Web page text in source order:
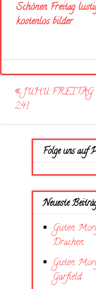
Schönen Freitag
kostenlos bilder
Post
navigation
JUHU FREITAG
241
Folge uns auf
Neueste
Guten
Drachen
Guten
Garfield